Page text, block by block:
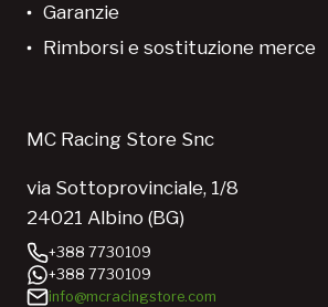
Garanzie
Rimborsi e sostituzione merce
MC Racing Store Snc
via Sottoprovinciale, 1/8
24021 Albino (BG)
+388 7730109
+388 7730109
info@mcracingstore.com